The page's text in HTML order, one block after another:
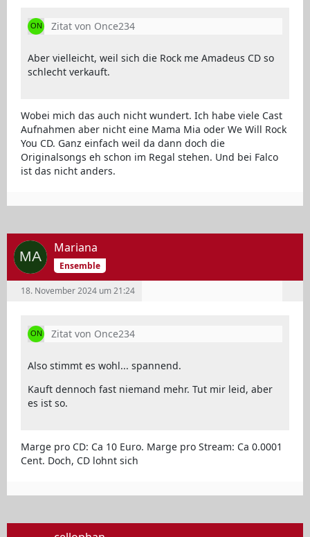
Zitat von Once234
Aber vielleicht, weil sich die Rock me Amadeus CD so
schlecht verkauft.
Wobei mich das auch nicht wundert. Ich habe viele Cast
Aufnahmen aber nicht eine Mama Mia oder We Will Rock
You CD. Ganz einfach weil da dann doch die
Originalsongs eh schon im Regal stehen. Und bei Falco
ist das nicht anders.
Mariana
Ensemble
18. November 2024 um 21:24
Zitat von Once234
Also stimmt es wohl... spannend.
Kauft dennoch fast niemand mehr. Tut mir leid, aber
es ist so.
Marge pro CD: Ca 10 Euro. Marge pro Stream: Ca 0.0001
Cent. Doch, CD lohnt sich